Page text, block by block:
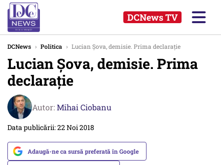
DCNews TV
DCNews › Politica › Lucian Şova, demisie. Prima declaraţie
Lucian Şova, demisie. Prima
declaraţie
Autor:Mihai Ciobanu
Data publicării: 22 Noi 2018
Adaugă-ne ca sursă preferată în Google